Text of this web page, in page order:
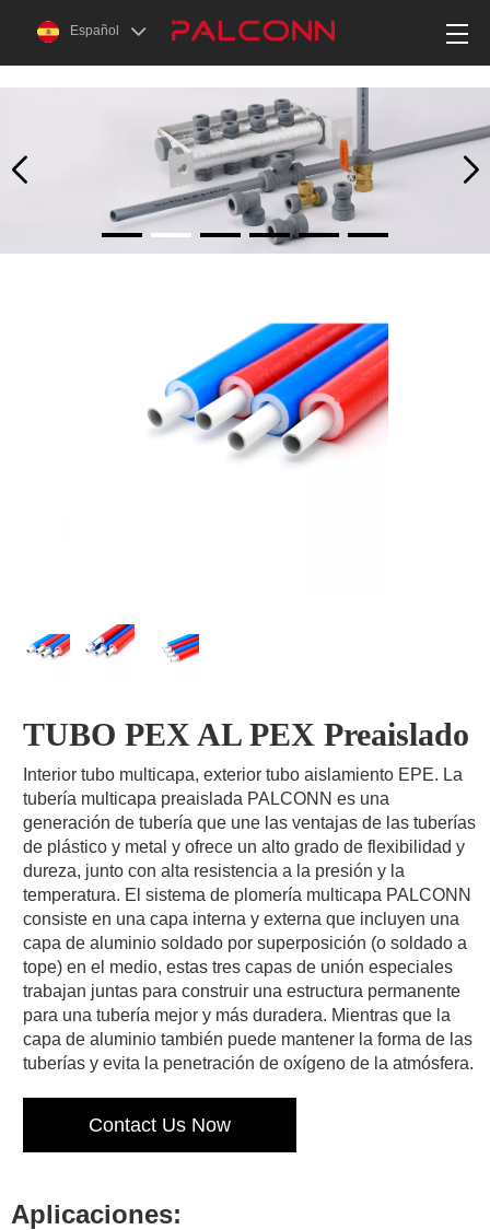
Español
TUBO PEX AL PEX Preaislado
Interior tubo multicapa, exterior tubo aislamiento EPE. La
tubería multicapa preaislada PALCONN es una
generación de tubería que une las ventajas de las tuberías
de plástico y metal y ofrece un alto grado de flexibilidad y
dureza, junto con alta resistencia a la presión y la
temperatura. El sistema de plomería multicapa PALCONN
consiste en una capa interna y externa que incluyen una
capa de aluminio soldado por superposición (o soldado a
tope) en el medio, estas tres capas de unión especiales
trabajan juntas para construir una estructura permanente
para una tubería mejor y más duradera. Mientras que la
capa de aluminio también puede mantener la forma de las
tuberías y evita la penetración de oxígeno de la atmósfera.
Contact Us Now
Aplicaciones: